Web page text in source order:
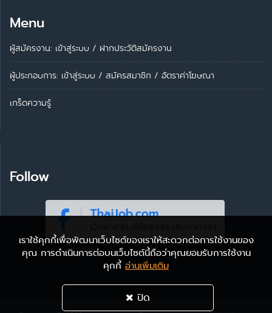
Menu
ผู้สมัครงาน: เข้าสู่ระบบ / ฝากประวัติสมัครงาน
ผู้ประกอบการ: เข้าสู่ระบบ / สมัครสมาชิก / อัตราค่าโฆษณา
เกร็ดความรู้
Follow
เราใช้คุกกี้เพื่อพัฒนาเว็บไซต์ของเราให้สะดวกต่อการใช้งานของ
คุณ การดำเนินการต่อบนเว็บไซต์นี้ถือว่าคุณยอมรับการใช้งาน
คุกกี้ อ่านเพิ่มเติม
ปิด